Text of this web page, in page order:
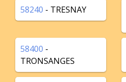
58240 - TRESNAY
58400 -
TRONSANGES